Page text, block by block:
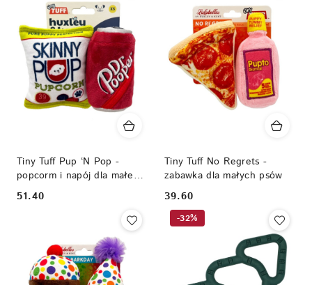
Tiny Tuff Pup ‘N Pop -
popcorm i napój dla małego
psa
Cena:
51.40
Tiny Tuff No Regrets -
zabawka dla małych psów
Cena:
39.60
-32%